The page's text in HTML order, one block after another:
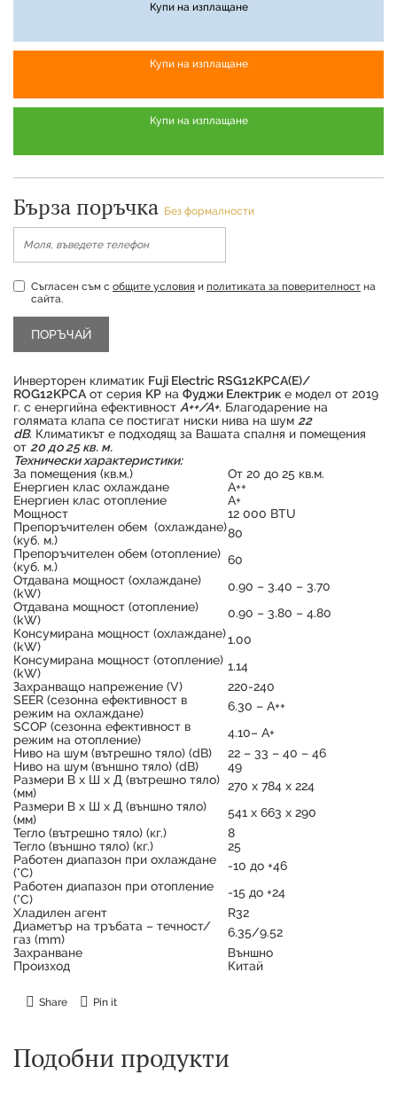
Купи на изплащане
Купи на изплащане
Купи на изплащане
Продуктът е успешно добавен в количката
Бърза поръчка Без формалности
Съгласен съм с общите условия и политиката за поверителност на
сайта.
Инверторен климатик Fuji Electric RSG12KPCA(E)/
ROG12KPCA от серия KP на Фуджи Електрик е модел от 2019
г. с енергийна ефективност А++/А+. Благодарение на
голямата клапа се постигат ниски нива на шум 22
dB. Климатикът е подходящ за Вашата спалня и помещения
от 20 до 25 кв. м.
Технически характеристики:
За помещения (кв.м.)
От 20 до 25 кв.м.
Енергиен клас охлаждане
А++
Енергиен клас отопление
А+
Мощност
12 000 BTU
Препоръчителен обем (охлаждане)
(куб. м.)
80
Препоръчителен обем (отопление)
(куб. м.)
60
Отдавана мощност (охлаждане)
(kW)
0.90 – 3.40 – 3.70
Отдавана мощност (отопление)
(kW)
0.90 – 3.80 – 4.80
Консумирана мощност (охлаждане)
(kW)
1.00
Консумирана мощност (отопление)
(kW)
1.14
Захранващо напрежение (V)
220-240
SEER (сезонна ефективност в
режим на охлаждане)
6.30 – А++
SCOP (сезонна ефективност в
режим на отопление)
4.10– А+
Ниво на шум (вътрешно тяло) (dB)
22 – 33 – 40 – 46
Ниво на шум (външно тяло) (dB)
49
Размери В х Ш х Д (вътрешно тяло)
(мм)
270 х 784 х 224
Размери В х Ш х Д (външно тяло)
(мм)
541 х 663 х 290
Тегло (вътрешно тяло) (кг.)
8
Тегло (външно тяло) (кг.)
25
Работен диапазон при охлаждане
(°C)
-10 до +46
Работен диапазон при отопление
(°C)
-15 до +24
Хладилен агент
R32
Диаметър на тръбата – течност/
газ (mm)
6.35/9.52
Захранване
Външно
Произход
Китай
Share Pin it
Подобни продукти